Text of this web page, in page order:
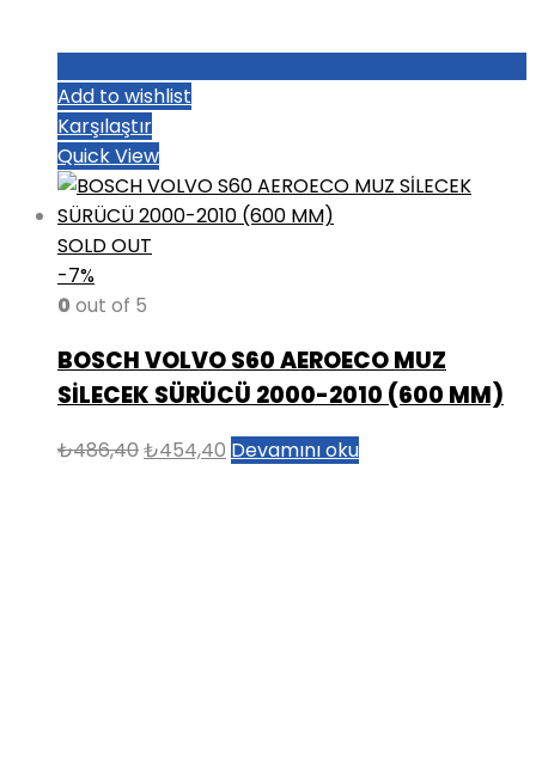
Add to wishlist
Karşılaştır
Quick View
SOLD OUT
-7%
0 out of 5
BOSCH VOLVO S60 AEROECO MUZ
SİLECEK SÜRÜCÜ 2000-2010 (600 MM)
₺486,40Orijinal
₺454,40 Şu
Devamını oku